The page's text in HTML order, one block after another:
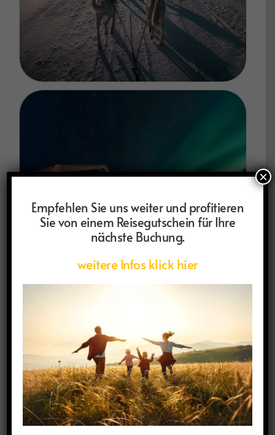
Empfehlen Sie uns weiter und profitieren
Sie von einem Reisegutschein für Ihre
nächste Buchung.
weitere Infos klick hier
×